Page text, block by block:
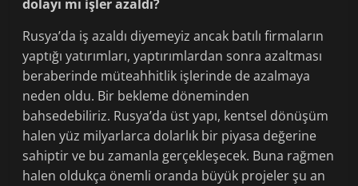
dolayı mı işler azaldı?
Rusya’da iş azaldı diyemeyiz ancak batılı firmaların
yaptığı yatırımları, yaptırımlardan sonra azaltması
beraberinde müteahhitlik işlerinde de azalmaya
neden oldu. Bir bekleme döneminden
bahsedebiliriz. Rusya’da üst yapı, kentsel dönüşüm
halen yüz milyarlarca dolarlık bir piyasa değerine
sahiptir ve bu zamanla gerçekleşecek. Buna rağmen
halen oldukça önemli oranda büyük projeler şu an